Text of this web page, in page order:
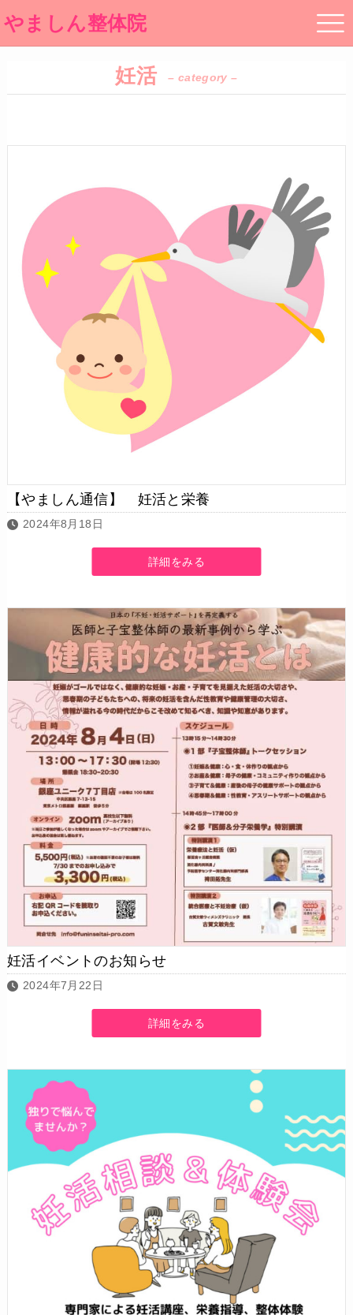
やましん整体院
妊活 – category –
【やましん通信】 妊活と栄養
2024年8月18日
詳細をみる
妊活イベントのお知らせ
2024年7月22日
詳細をみる